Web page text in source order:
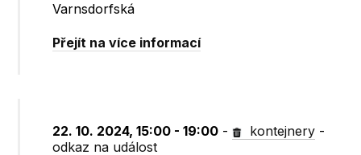
Varnsdorfská
Přejít na více informací
22. 10. 2024, 15:00 - 19:00 - kontejnery -
odkaz na událost